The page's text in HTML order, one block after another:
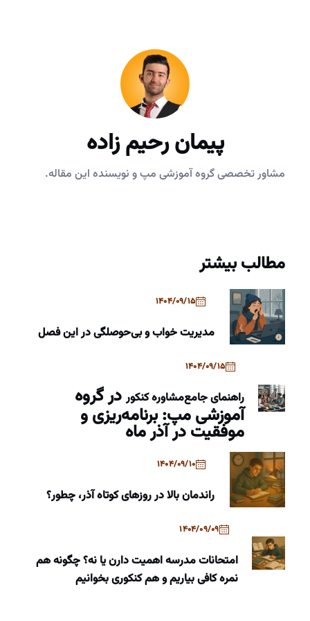
پیمان رحیم زاده
مشاور تخصصی گروه آموزشی مپ و نویسنده این مقاله.
مطالب بیشتر
1404/09/15
مدیریت خواب و بی‌حوصلگی در این فصل
1404/09/15
راهنمای جامعمشاوره کنکوردر گروه
آموزشی مپ: برنامه‌ریزی و
موفقیت در آذر ماه
1404/09/10
راندمان بالا در روزهای کوتاه آذر، چطور؟
1404/09/09
امتحانات مدرسه اهمیت دارن یا نه؟ چگونه هم
نمره کافی بیاریم و هم کنکوری بخوانیم